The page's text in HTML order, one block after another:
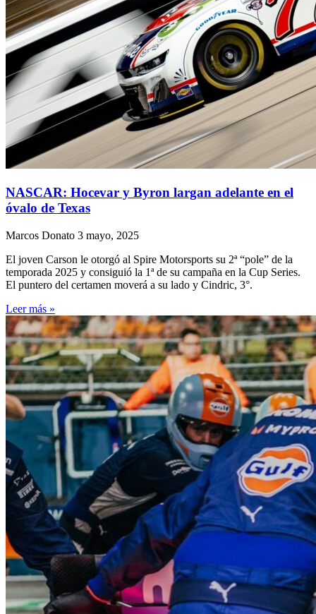
NASCAR: Hocevar y Byron largan adelante en el
óvalo de Texas
Marcos Donato 3 mayo, 2025
El joven Carson le otorgó al Spire Motorsports su 2ª “pole” de la
temporada 2025 y consiguió la 1ª de su campaña en la Cup Series.
El puntero del certamen moverá a su lado y Cindric, 3°.
Leer más »